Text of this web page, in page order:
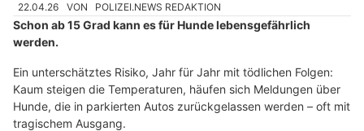
22.04.26 VON POLIZEI.NEWS REDAKTION
Schon ab 15 Grad kann es für Hunde lebensgefährlich
werden.
Ein unterschätztes Risiko, Jahr für Jahr mit tödlichen Folgen:
Kaum steigen die Temperaturen, häufen sich Meldungen über
Hunde, die in parkierten Autos zurückgelassen werden – oft mit
tragischem Ausgang.